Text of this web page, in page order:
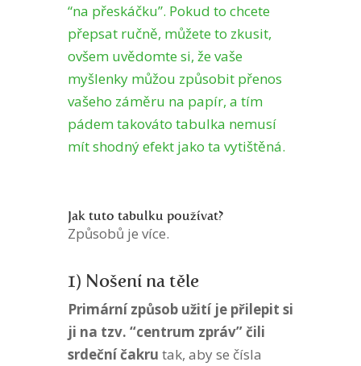
“na přeskáčku”. Pokud to chcete
přepsat ručně, můžete to zkusit,
ovšem uvědomte si, že vaše
myšlenky můžou způsobit přenos
vašeho záměru na papír, a tím
pádem takováto tabulka nemusí
mít shodný efekt jako ta vytištěná.
Jak tuto tabulku používat?
Způsobů je více.
1) Nošení na těle
Primární způsob užití je přilepit si
ji na tzv. “centrum zpráv” čili
srdeční čakru tak, aby se čísla